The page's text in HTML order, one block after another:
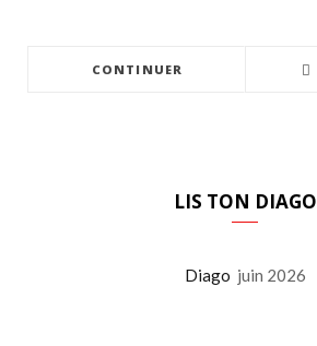
CONTINUER
LIS TON DIAGO
Diago juin 2026